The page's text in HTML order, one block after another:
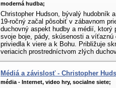
moderná hudba;
Christopher Hudson, bývalý hudobník
19-ročný začal pôsobiť v zábavnom
duchovný aspekt hudby a médií, ktorý
svoje boje, pády, skúsenosti a víťaznú
priviedla k viere a k Bohu. Približuje
veriacich prostredníctvom zlých
Médiá a závislosť - Christopher
média - Internet, video hry, socialne siete;